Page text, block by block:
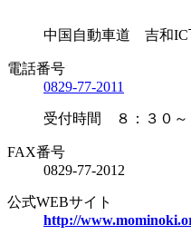
中国自動車道 吉和IC
電話番号
0829-77-2011
受付時間 ８：３０～
FAX番号
0829-77-2012
公式WEBサイト
http://